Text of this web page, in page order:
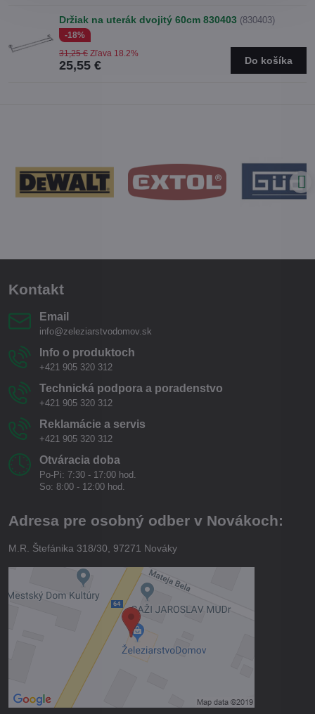
Držiak na uterák dvojitý 60cm 830403 (830403)
-18%
25,55 €
31,25 € Zľava 18.2%
Do košíka
Kontakt
Email
info@zeleziarstvodomov.sk
Info o produktoch
+421 905 320 312
Technická podpora a poradenstvo
+421 905 320 312
Reklamácie a servis
+421 905 320 312
Otváracia doba
Po-Pi: 7:30 - 17:00 hod.
So: 8:00 - 12:00 hod.
Adresa pre osobný odber v Novákoch:
M.R. Štefánika 318/30, 97271 Nováky